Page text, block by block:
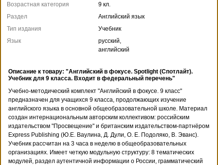
Возрастная категория
9 кл.
Раздел
Английский язык
Тип издания
Учебник
Язык
русский,
английский
Описание к товару: "Английский в фокусе. Spotlight (Спотлайт).
Учебник для 9 класса. Входит в федеральный перечень"
Учебно-методический комплект "Английский в фокусе. 9 класс"
предназначен для учащихся 9 класса, продолжающих изучение
английского языка в основной общеобразовательной школе. Материал
создан интернациональным авторским коллективом: российским
издательством "Просвещение" и британским издательством-партнёром
Express Publishing (Ю.Е. Ваулина, Д. Дули, О. Е. Подоляко, В. Эванс).
Учебник рассчитан на 3 часа в неделю в общеобразовательных
организациях. Имеет четкую модульную структуру: 8 тематических
модулей, раздел аутентичной информации о России, грамматический